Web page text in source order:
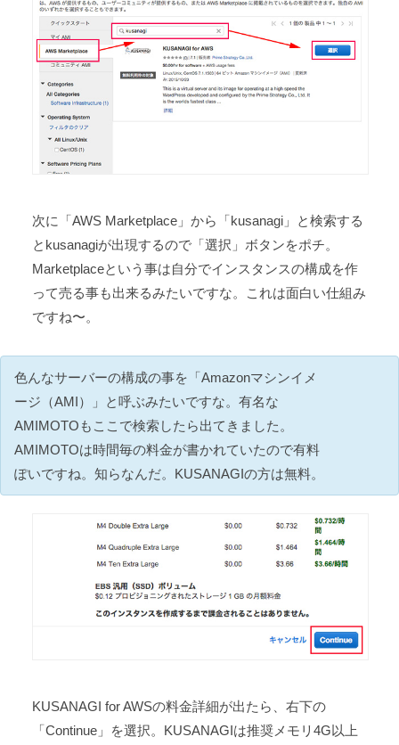
次に「AWS Marketplace」から「kusanagi」と検索する
とkusanagiが出現するので「選択」ボタンをポチ。
Marketplaceという事は自分でインスタンスの構成を作
って売る事も出来るみたいですな。これは面白い仕組み
ですね〜。
色んなサーバーの構成の事を「Amazonマシンイメ
ージ（AMI）」と呼ぶみたいですな。有名な
AMIMOTOもここで検索したら出てきました。
AMIMOTOは時間毎の料金が書かれていたので有料
ぽいですね。知らなんだ。KUSANAGIの方は無料。
KUSANAGI for AWSの料金詳細が出たら、右下の
「Continue」を選択。KUSANAGIは推奨メモリ4G以上